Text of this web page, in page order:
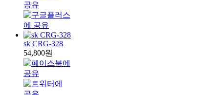
sk CRG-328
54,800원